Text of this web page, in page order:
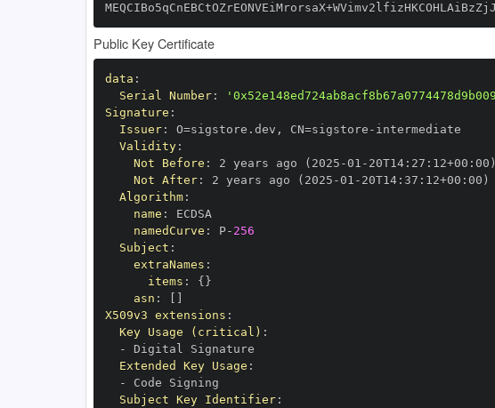
Public Key Certificate
data :
Serial Number:
Signature :
Issuer: O=sigstore.dev , CN=sigstore -
Validity:
Not Before : 2 years ago (2025 -01 - 20T14: 27 : 12+00 :
Not After: 2 years ago (2025 -01 - 20T14: 37 : 12+00 :
Algorithm:
name :
namedCurve : P- 256
Subject :
extraNames :
items : { }
asn :
X509v3 extensions :
Key Usage (critical) :
-
Extended Key Usage :
-
Subject Key Identifier: